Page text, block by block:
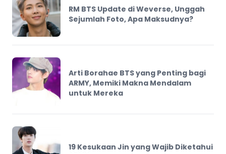
RM BTS Update di Weverse, Unggah
Sejumlah Foto, Apa Maksudnya?
Arti Borahae BTS yang Penting bagi
ARMY, Memiki Makna Mendalam
untuk Mereka
19 Kesukaan Jin yang Wajib Diketahui